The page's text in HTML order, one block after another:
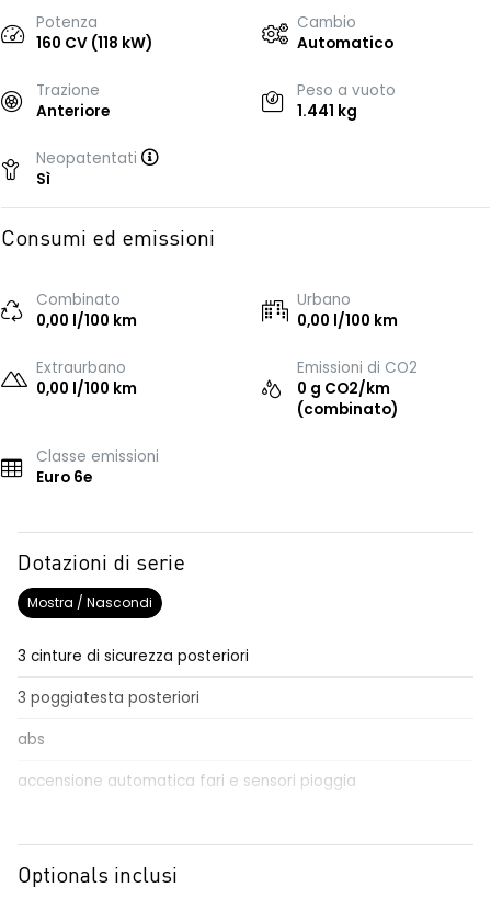
Potenza
160 CV (118 kW)
Cambio
Automatico
Trazione
Anteriore
Peso a vuoto
1.441 kg
Neopatentati
Sì
Consumi ed emissioni
Combinato
0,00 l/100 km
Urbano
0,00 l/100 km
Extraurbano
0,00 l/100 km
Emissioni di CO2
0 g CO2/km
(combinato)
Classe emissioni
Euro 6e
Dotazioni di serie
Mostra / Nascondi
3 cinture di sicurezza posteriori
3 poggiatesta posteriori
abs
accensione automatica fari e sensori pioggia
airbag frontale conducente e passeggero
Optionals inclusi